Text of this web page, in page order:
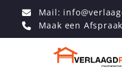
Mail:
Maak een